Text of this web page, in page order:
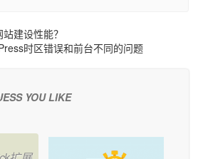
建设性能？
时区错误和前台不同的问题
YOU LIKE